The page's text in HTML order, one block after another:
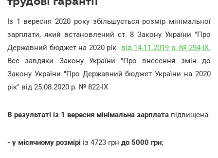
Із 1 вересня 2020 року збільшується розмір мінімальної
зарплати, який встановлений ст. 8 Закону України "Про
Державний бюджет на 2020 рік" від 14.11.2019 р. № 294-IX.
Все завдяки Закону України "Про внесення змін до
Закону України "Про Державний бюджет України на 2020
рік" від 25.08.2020 р. № 822-ІХ
В результаті із 1 вересня мінімальна зарплата підвищена:
- у місячному розмірі із 4723 грн до 5000 грн;